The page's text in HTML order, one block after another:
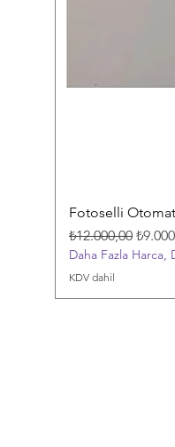
Fotoselli
Normal Fiyat
₺12.000,00
Daha Fazla Harca,
KDV dahil